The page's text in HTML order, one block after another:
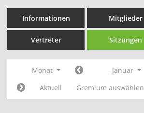
Informationen Mitglieder
Vertreter Sitzungen
Monat Januar
Aktuell
Gremium auswählen